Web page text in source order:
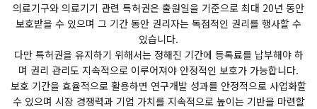
의료기구와 의료기기 관련 특허권은 출원일을 기준으로 최대 20년 동안
보호받을 수 있으며 그 기간 동안 권리자는 독점적인 권리를 행사할 수
있습니다.
다만 특허권을 유지하기 위해서는 정해진 기간에 등록료를 납부해야 하
며 권리 관리도 지속적으로 이루어져야 안정적인 보호가 가능합니다.
보호 기간을 효율적으로 활용하면 연구개발 성과를 안정적으로 사업화할
수 있으며 시장 경쟁력과 기업 가치를 지속적으로 높이는 기반을 마련할